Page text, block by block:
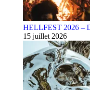
HELLFEST 2026 –
15 juillet 2026